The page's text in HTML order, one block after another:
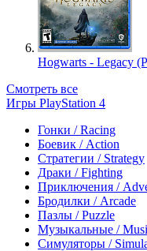
Hogwarts - Legacy
Смотреть все
Игры PlayStation 4
Гонки / Racing
Боевик / Action
Стратегии / Strategy
Драки / Fighting
Приключения /
Бродилки / Arcade
Пазлы / Puzzle
Музыкальные /
Симуляторы /